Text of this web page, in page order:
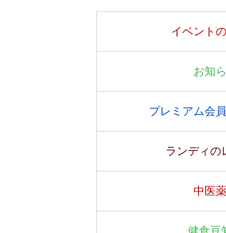
イベント
お知
プレミアム会
ランディの
中医